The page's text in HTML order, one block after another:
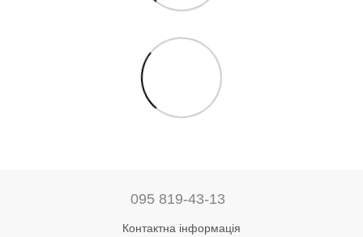
095 819-43-13
Контактна інформація